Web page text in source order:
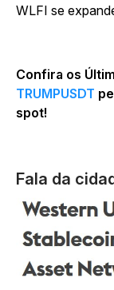
WLFI se
Confira os
TRUMPUSDT
spot!
Fala da